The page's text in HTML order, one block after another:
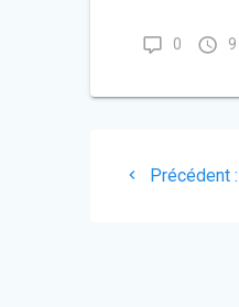
0
Précédent :